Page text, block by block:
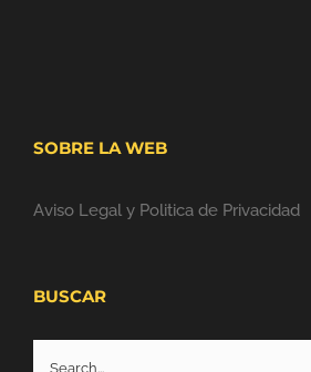
SOBRE LA WEB
Aviso Legal y Politica de Privacidad
BUSCAR